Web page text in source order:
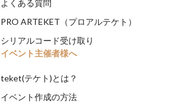
よくある質問
PRO ARTEKET（プロアルテケト）
シリアルコード受け取り
イベント主催者様へ
teket(テケト)とは？
イベント作成の方法